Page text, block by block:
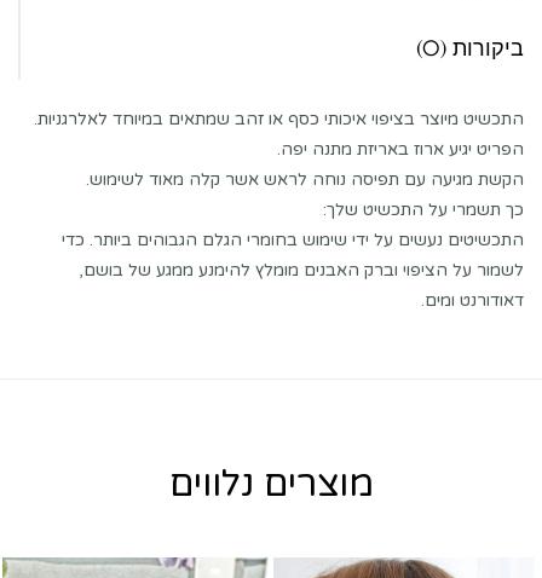
ביקורות (0)
התכשיט מיוצר בציפוי איכותי כסף או זהב שמתאים במיוחד לאלרגניות.
הפריט יגיע ארוז באריזת מתנה יפה.
הקשת מגיעה עם תפיסה נוחה לראש אשר קלה מאוד לשימוש.
כך תשמרי על התכשיט שלך:
התכשיטים נעשים על ידי שימוש בחומרי הגלם הגבוהים ביותר. כדי
לשמור על הציפוי וברק האבנים מומלץ להימנע ממגע של בושם,
דאודורנט ומים.
מוצרים נלווים